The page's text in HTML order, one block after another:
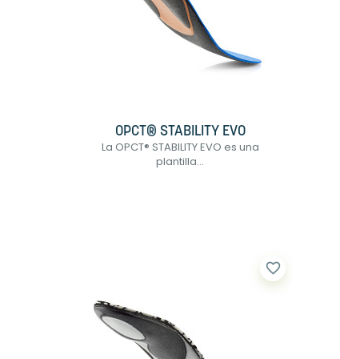
OPCT® STABILITY EVO
La OPCT® STABILITY EVO es una
plantilla...
favorite_border